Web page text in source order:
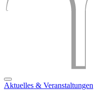
Aktuelles & Veranstaltungen